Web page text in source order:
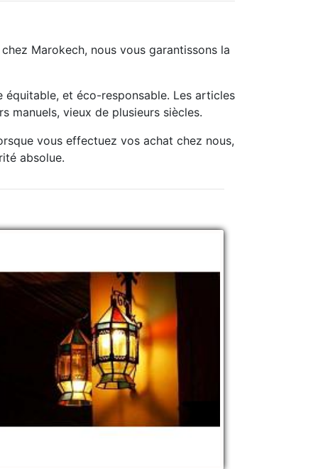
Marokech, nous vous garantissons la
et éco-responsable. Les articles
manuels, vieux de plusieurs siècles.
vous effectuez vos achat chez nous,
absolue.